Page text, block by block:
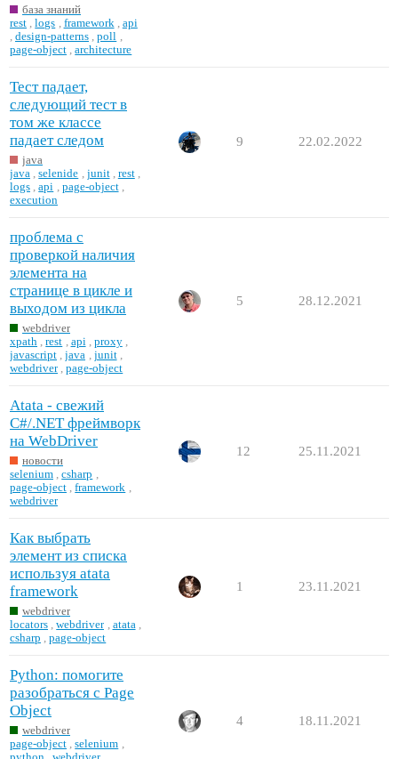
база знаний
rest ,logs framework
api
design-patterns ,poll
page-object ,architecture
Тест падает,
следующий тест в
том же классе
падает следом
java
java
,selenide junit rest
logs ,api page-object
execution
9 22.02.2022
проблема с
проверкой наличия
элемента на
странице в цикле и
выходом из цикла
webdriver
xpath
,rest api proxy
javascript ,java junit
webdriver ,page-object
5 28.12.2021
Atata - свежий
C#/.NET фреймворк
на WebDriver
новости
selenium ,csharp
page-object ,framework
webdriver
12 25.11.2021
Как выбрать
элемент из списка
используя atata
framework
webdriver
locators ,webdriver atata
csharp
,page-object
1 23.11.2021
Python: помогите
разобраться с Page
Object
webdriver
page-object ,selenium
4 18.11.2021